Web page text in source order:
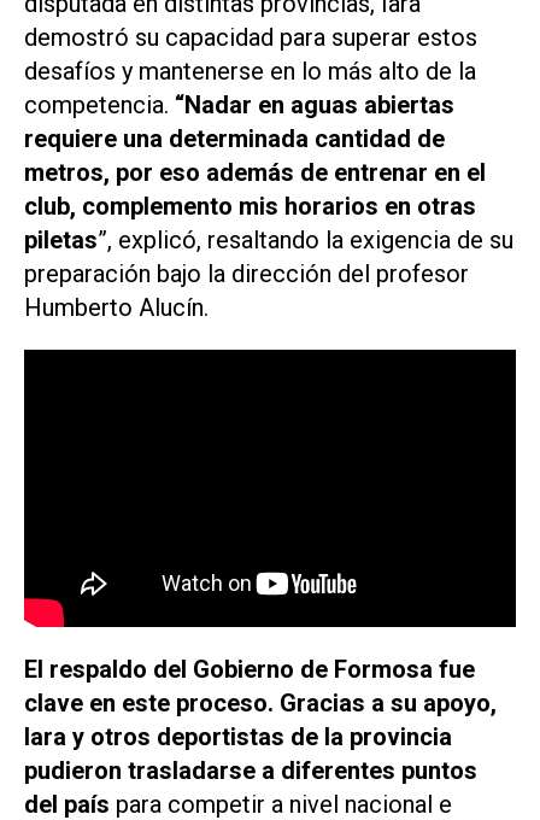
demostró su capacidad para superar estos
desafíos y mantenerse en lo más alto de la
competencia. “Nadar en aguas abiertas
requiere una determinada cantidad de
metros, por eso además de entrenar en el
club, complemento mis horarios en otras
piletas”, explicó, resaltando la exigencia de su
preparación bajo la dirección del profesor
Humberto Alucín.
El respaldo del Gobierno de Formosa fue
clave en este proceso. Gracias a su apoyo,
Iara y otros deportistas de la provincia
pudieron trasladarse a diferentes puntos
del país para competir a nivel nacional e